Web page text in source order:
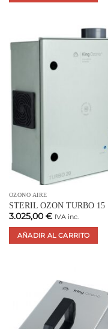
OZONO AIRE
STERIL OZON TURBO 15
3.025,00 € IVA inc.
AÑADIR AL CARRITO